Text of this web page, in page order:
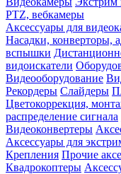
PTZ, вебкамеры
Аксессуары для
Насадки, конверторы,
вспышки
видоискатели
Видеооборудование
Рекордеры Слайдеры
Цветокоррекция,
распределение сигнала
Видеоконвертеры
Аксессуары для
Крепления Прочие
Квадрокоптеры